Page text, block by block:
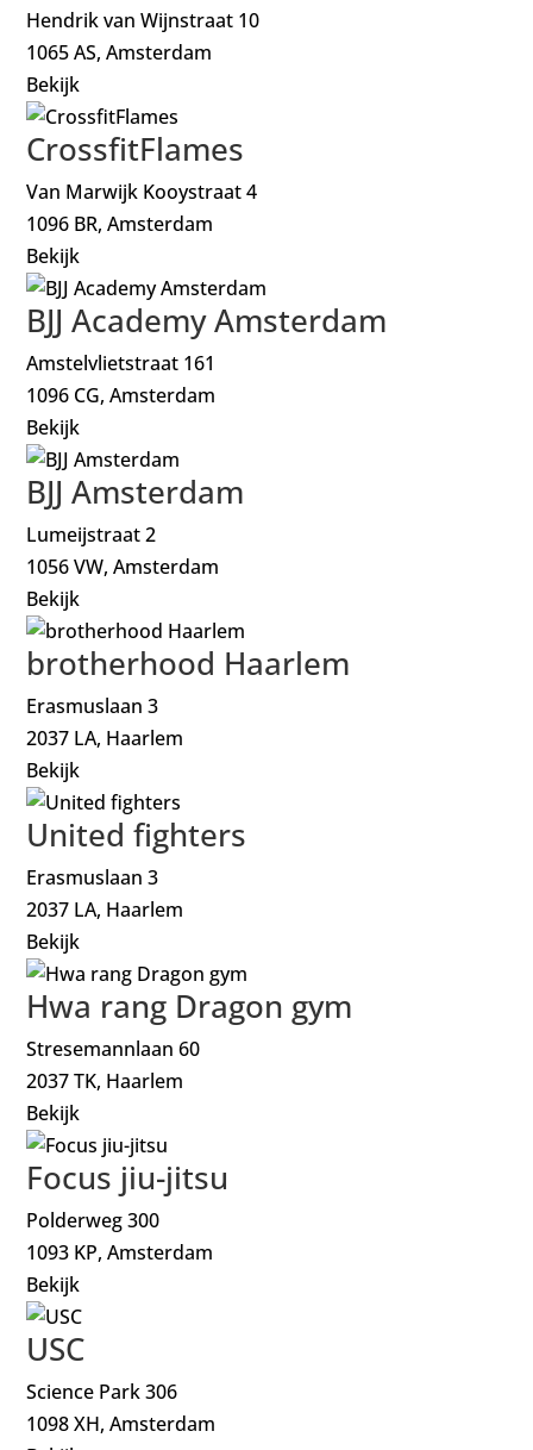
Hendrik van Wijnstraat 10
1065 AS, Amsterdam
Bekijk
CrossfitFlames
Van Marwijk Kooystraat 4
1096 BR, Amsterdam
Bekijk
BJJ Academy Amsterdam
Amstelvlietstraat 161
1096 CG, Amsterdam
Bekijk
BJJ Amsterdam
Lumeijstraat 2
1056 VW, Amsterdam
Bekijk
brotherhood Haarlem
Erasmuslaan 3
2037 LA, Haarlem
Bekijk
United fighters
Erasmuslaan 3
2037 LA, Haarlem
Bekijk
Hwa rang Dragon gym
Stresemannlaan 60
2037 TK, Haarlem
Bekijk
Focus jiu-jitsu
Polderweg 300
1093 KP, Amsterdam
Bekijk
USC
Science Park 306
1098 XH, Amsterdam